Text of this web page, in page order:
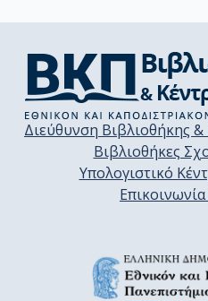
Διεύθυνση Βιβλιοθήκης
Βιβλιοθήκες
Υπολογιστικό